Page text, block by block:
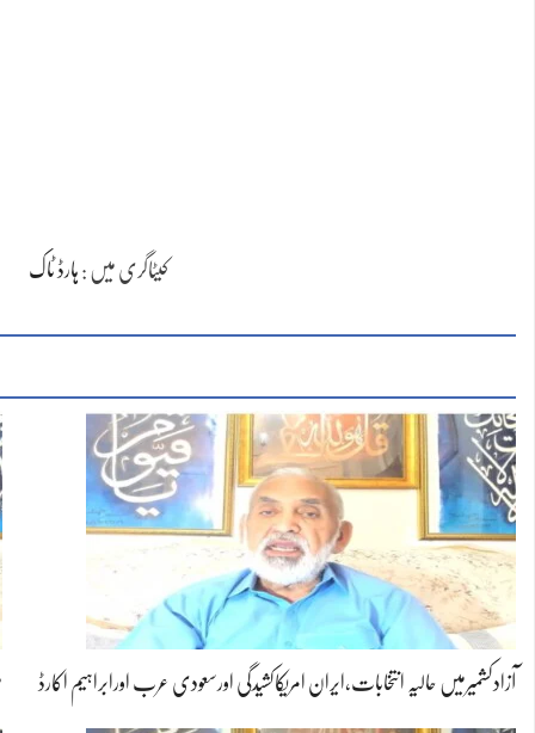
کیٹاگری میں : ہارڈ ٹاک
آزادکشمیرمیں حالیہ انتخابات،ایران امریکاکشیدگی اورسعودی عرب اورابراہیم اکارڈ